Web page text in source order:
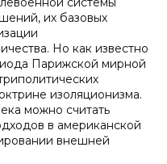
их базовых
Но как известно
Парижской мирной
изоляционизма.
можно считать
в американской
внешней